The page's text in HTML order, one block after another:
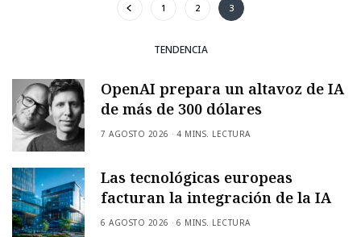
1 2 3
TENDENCIA
OpenAI prepara un altavoz de IA
de más de 300 dólares
7 AGOSTO 2026 4 MINS. LECTURA
Las tecnológicas europeas
facturan la integración de la IA
6 AGOSTO 2026 6 MINS. LECTURA